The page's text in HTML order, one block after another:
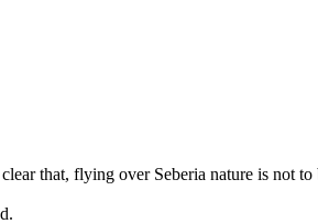
that, flying over Seberia nature is not